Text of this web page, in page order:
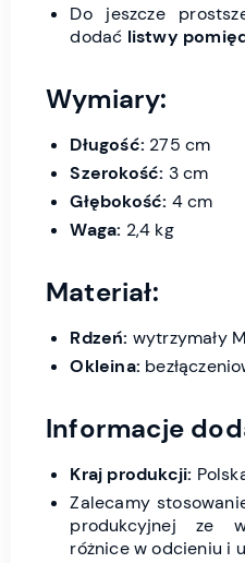
Do jeszcze
dodać listwy
Wymiary:
Długość: 275 cm
Szerokość: 3 cm
Głębokość: 4 cm
Waga: 2,4 kg
Materiał:
Rdzeń: wytrzymały
Okleina:
Informacje
Kraj produkcji:
Zalecamy
produkcyjnej ze
różnice w odcieniu i